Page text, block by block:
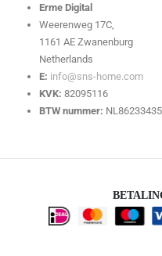
Erme Digital
Weerenweg 17C,
1161 AE Zwanenburg
Netherlands
E: info@sns-home.com
KVK: 82095116
BTW nummer: